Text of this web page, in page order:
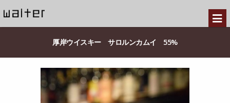
厚岸ウイスキー サロルンカムイ 55%